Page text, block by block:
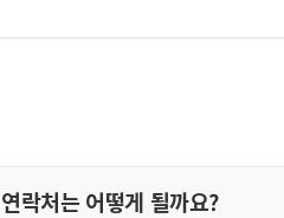
락처는 어떻게 될까요?